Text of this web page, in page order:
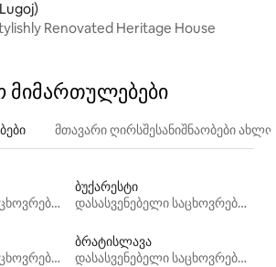
Renovated Heritage House
მიმართულებები
მთავარი ღირსშესანიშნაობები
დასასვენებელი საცხოვრებლები
ბუქარესტი
დასასვენებელი საცხოვრებლები
დასასვენებელი საცხოვრებლები
ბრატისლავა
დასასვენებელი საცხოვრებლები